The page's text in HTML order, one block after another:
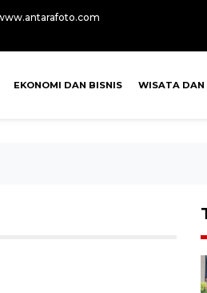
EKONOMI DAN BISNIS WISATA DAN